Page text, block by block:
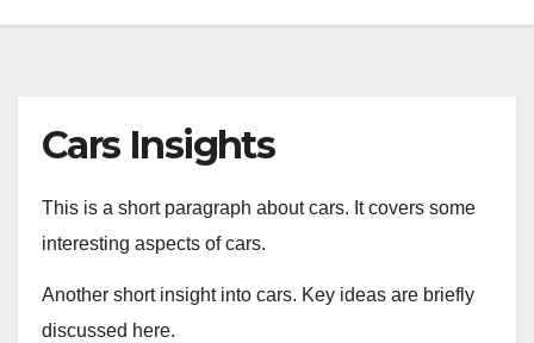
Cars Insights
This is a short paragraph about cars. It covers some
interesting aspects of cars.
Another short insight into cars. Key ideas are briefly
discussed here.